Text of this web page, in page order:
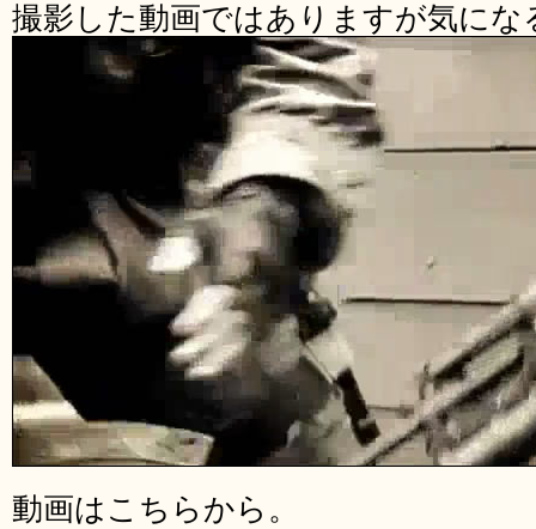
撮影した動画ではありますが気にな
動画はこちらから。